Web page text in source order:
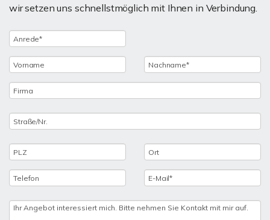
wir setzen uns schnellstmöglich mit Ihnen in Verbindung.